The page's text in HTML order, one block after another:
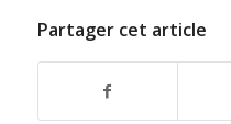
Partager cet article